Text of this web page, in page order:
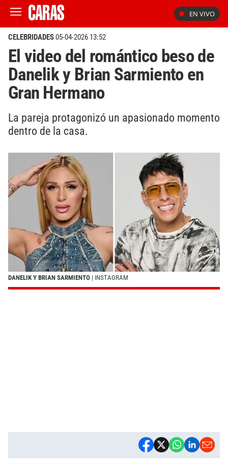
EN VIVO
CELEBRIDADES05-04-2026 13:52
El video del romántico beso de
Danelik y Brian Sarmiento en
Gran Hermano
La pareja protagonizó un apasionado momento
dentro de la casa.
DANELIK Y BRIAN SARMIENTO | INSTAGRAM